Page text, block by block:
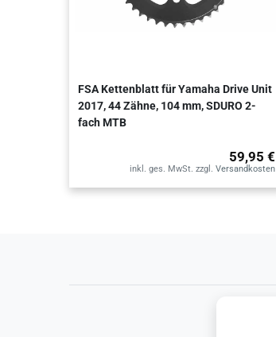
FSA Kettenblatt für Yamaha Drive Unit
2017, 44 Zähne, 104 mm, SDURO 2-
fach MTB
59,95 €
inkl. ges. MwSt. zzgl. Versandkosten